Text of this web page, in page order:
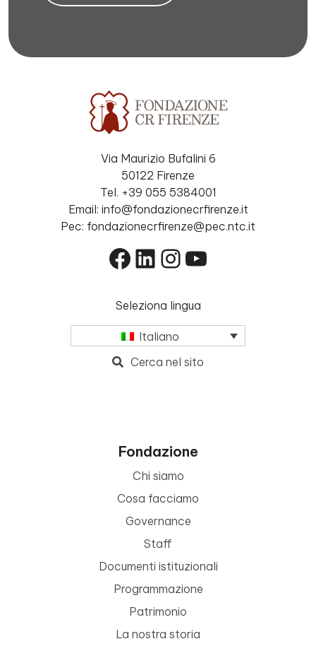
Via Maurizio Bufalini 6
50122 Firenze
Tel. +39 055 5384001
Email: info@fondazionecrfirenze.it
Pec: fondazionecrfirenze@pec.ntc.it
Facebook
LinkedIn
Instagram
YouTube
Seleziona lingua
Italiano
Cerca nel sito
Fondazione
Chi siamo
Cosa facciamo
Governance
Staff
Documenti istituzionali
Programmazione
Patrimonio
La nostra storia